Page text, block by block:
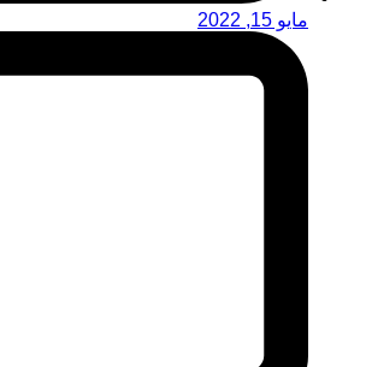
مايو 15, 2022